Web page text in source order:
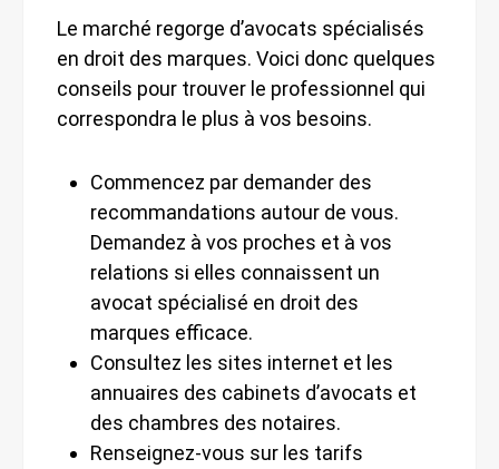
Le marché regorge d’avocats spécialisés
en droit des marques. Voici donc quelques
conseils pour trouver le professionnel qui
correspondra le plus à vos besoins.
Commencez par demander des
recommandations autour de vous.
Demandez à vos proches et à vos
relations si elles connaissent un
avocat spécialisé en droit des
marques efficace.
Consultez les sites internet et les
annuaires des cabinets d’avocats et
des chambres des notaires.
Renseignez-vous sur les tarifs